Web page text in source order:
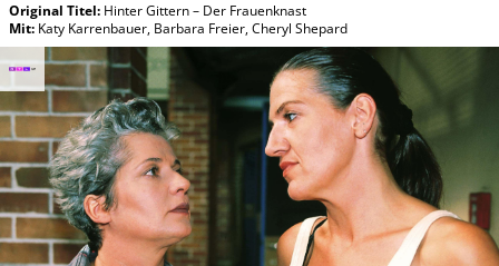
Original Titel: Hinter Gittern – Der Frauenknast
Mit: Katy Karrenbauer, Barbara Freier,Cheryl Shepard